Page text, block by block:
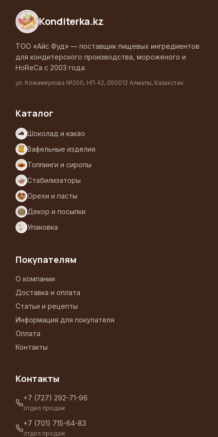
Konditerka.kz
ТОО «Айс Фуд» — поставщик пищевых ингредиентов
для кондитерского производства, мороженого и
HoReCa с 2003 года.
ул. Кожамкулова №200, НП 42, 050012 Алматы, Казахстан
Каталог
Шоколад и какао
Вафельные изделия
Топпинги и сиропы
Стабилизаторы
Орехи и пасты
Декор и посыпки
Упаковка
Покупателям
О компании
Доставка и оплата
Статьи и рецепты
Информация для покупателя
Оплата
Контакты
Контакты
+7 (727) 292-71-96
отдел продаж
+7 (701) 715-64-83
отдел продаж